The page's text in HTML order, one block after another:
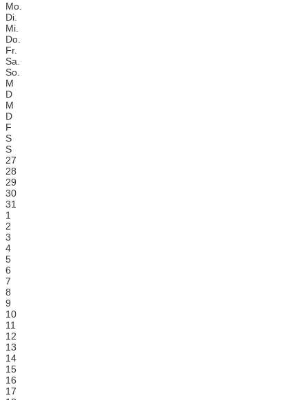
Mo.
Di.
Mi.
Do.
Fr.
Sa.
So.
M
D
M
D
F
S
S
27
28
29
30
31
1
2
3
4
5
6
7
8
9
10
11
12
13
14
15
16
17